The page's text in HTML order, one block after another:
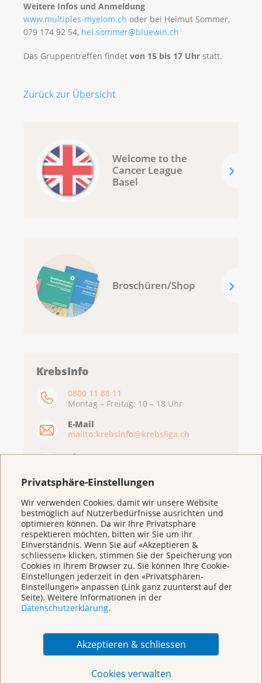
Privatsphäre-Einstellungen
Wir verwenden Cookies, damit wir unsere Website
bestmöglich auf Nutzerbedürfnisse ausrichten und
optimieren können. Da wir Ihre Privatsphäre
respektieren möchten, bitten wir Sie um ihr
Einverständnis. Wenn Sie auf «Akzeptieren &
schliessen» klicken, stimmen Sie der Speicherung von
Cookies in Ihrem Browser zu. Sie können Ihre Cookie-
Einstellungen jederzeit in den «Privatsphären-
Einstellungen» anpassen (Link ganz zuunterst auf der
Seite). Weitere Informationen in der
Datenschutzerklärung.
Akzeptieren & schliessen
Cookies verwalten
Weitere Infos und Anmeldung
www.multiples-myelom.ch oder bei Helmut Sommer,
079 174 92 54, hel.sommer@bluewin.ch
Das Gruppentreffen findet von 15 bis 17 Uhr statt.
Zurück zur Übersicht
Welcome to the
Cancer League
Basel
Broschüren/Shop
KrebsInfo
0800 11 88 11
Montag – Freitag: 10 – 18 Uhr
E-Mail
mailto:krebsinfo@krebsliga.ch
Chat
Montag – Freitag: 10 – 18 Uhr
Weitere Themen
Beratung